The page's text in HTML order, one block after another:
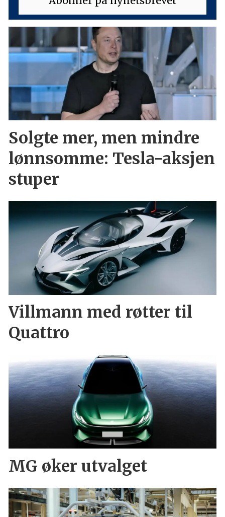
Solgte mer, men mindre
lønnsomme: Tesla-aksjen
stuper
Villmann med røtter til
Quattro
MG øker utvalget